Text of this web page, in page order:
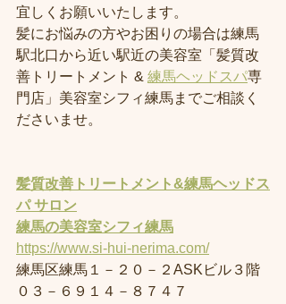
宜しくお願いいたします。
髪にお悩みの方やお困りの場合は練馬
駅北口から近い駅近の美容室「髪質改
善トリートメント & 練馬ヘッドスパ専
門店」美容室シフィ練馬までご相談く
ださいませ。
髪質改善トリートメント&練馬ヘッドス
パ サロン
練馬の美容室シフィ練馬
https://www.si-hui-nerima.com/
練馬区練馬１－２０－２ASKビル３階
０３－６９１４－８７４７